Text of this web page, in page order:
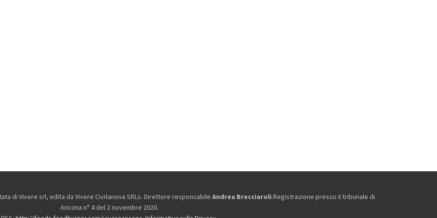
di Vivere srl, edita da Vivere Civitanova SRLs. Direttore responsabile Andrea Brecciaroli.Registrazione presso il tribunale di
Ancona n° 4 del 2 novembre 2020.